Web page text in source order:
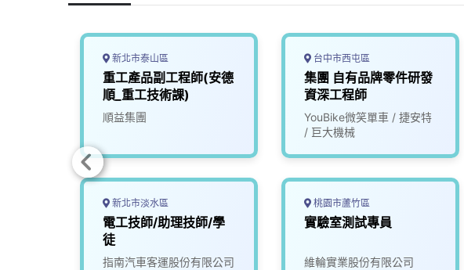
新北市泰山區
重工產品副工程師(安德
順_重工技術課)
順益集團
新北市淡水區
電工技師/助理技師/學
徒
指南汽車客運股份有限公司
台中市西屯區
集團 自有品牌零件研發
資深工程師
YouBike微笑單車 / 捷安特
/ 巨大機械
桃園市蘆竹區
實驗室測試專員
維輪實業股份有限公司